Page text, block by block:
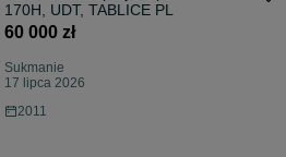
170H, UDT, TABLICE PL
60 000 zł
Sukmanie
17 lipca 2026
2011